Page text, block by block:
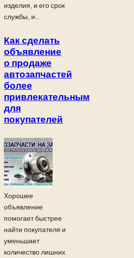
изделия, и его срок
службы, и...
Как сделать
объявление
о продаже
автозапчастей
более
привлекательным
для
покупателей
Хорошее
объявление
помогает быстрее
найти покупателя и
уменьшает
количество лишних